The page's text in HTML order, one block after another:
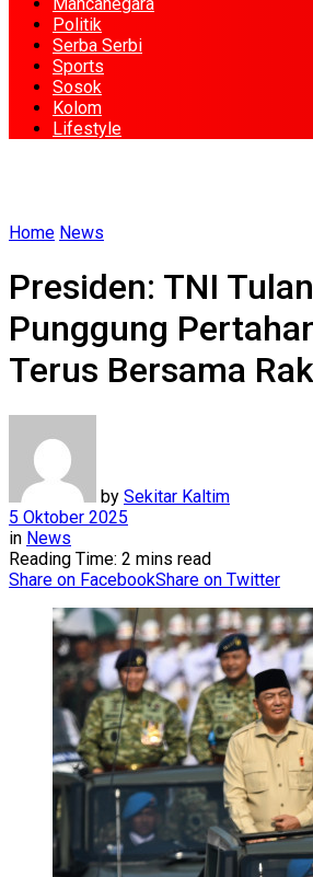
Politik
Serba Serbi
Sports
Sosok
Kolom
Lifestyle
Home News
Presiden: TNI
Punggung
Terus Bersama
by Sekitar Kaltim
5 Oktober 2025
in News
Reading Time: 2 mins read
Share on FacebookShare on Twitter